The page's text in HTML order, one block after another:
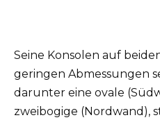
Seine Konsolen auf
geringen Abmessungen
darunter eine ovale
zweibogige (Nordwand),